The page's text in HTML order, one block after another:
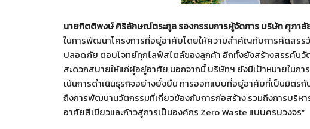
นายกิตติพงษ์ ศิริลักษณ์ตระกูล รองกรรมการผู้จัดการ บริษัท ศุภาลั
ในการพัฒนาโครงการที่อยู่อาศัยโดยให้ความสำคัญกับการคัดสร
ปลอดภัย ตอบโจทย์ทุกไลฟ์สไตล์ของลูกค้า อีกทั้งยังสร้างสรรค์นวั
สะดวกสบายให้แก่ผู้อยู่อาศัย นอกจากนี้ บริษัทฯ ยังมีเป้าหมายในกา
เน้นการดำเนินธุรกิจอย่างยั่งยืน การออกแบบที่อยู่อาศัยที่เป็นมิตร
ถึงการพัฒนานวัตกรรมที่เกี่ยวข้องกับการก่อสร้าง รวมถึงการบริห
อาศัยสีเขียวและก้าวสู่การเป็นองค์กร Zero Waste แบบครบวงจร”